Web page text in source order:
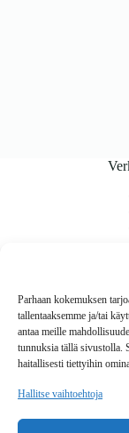
Parhaan kokemuksen
tallentaaksemme ja/tai
antaa meille
tunnuksia tällä sivustolla.
haitallisesti tiettyihin
Hallitse vaihtoehtoja